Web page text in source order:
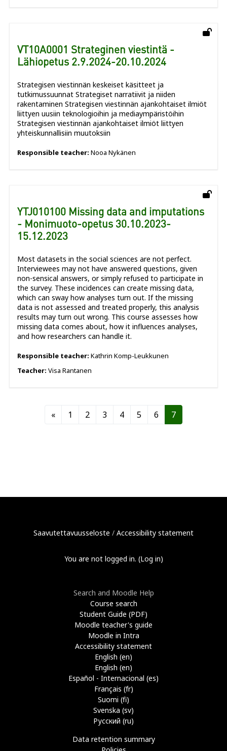
VT10A0001 Strateginen viestintä -
Lähiopetus 2.9.2024-20.10.2024
Strategisen viestinnän keskeiset käsitteet ja
tutkimussuunnat Strategiset narratiivit ja niiden
rakentaminen Strategisen viestinnän ajankohtaiset ilmiöt
liittyen uusiin teknologioihin ja mediaympäristöihin
Strategisen viestinnän ajankohtaiset ilmiöt liittyen
yhteiskunnallisiin muutoksiin
Responsible teacher: Nooa Nykänen
YTJ010100 Missing data and imputations
- Monimuoto-opetus 30.10.2023-
15.12.2023
Most datasets in the social sciences are not perfect.
Interviewees may not have answered questions, given
non-sensical answers, or simply refused to participate in
the survey. These incidences can create missing data,
which can sway how analyses turn out. If the missing
data is not assessed and treated properly, this analysis
results may turn out wrong. This course assesses how
missing data comes about, how it influences analyses,
and how researchers can handle it.
Responsible teacher: Kathrin Komp-Leukkunen
Teacher: Visa Rantanen
«Previous page
1 Page 1
2Page 2
3Page 3
4Page 4
5Page 5
6 Page 6
7Page 7
Saavutettavuusseloste / Accessibility statement
You are not logged in. (Log in)
Search and Moodle Help
Course search
Student Guide (PDF)
Moodle teacher's guide
Moodle in Intra
Accessibility statement
English ‎(en)‎
English ‎(en)‎
Español - Internacional ‎(es)‎
Français ‎(fr)‎
Suomi ‎(fi)‎
Svenska ‎(sv)‎
Русский ‎(ru)‎
Data retention summary